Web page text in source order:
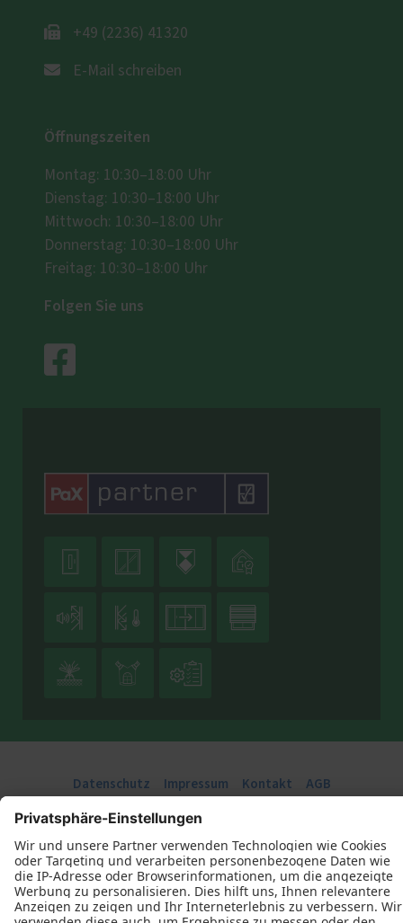
+49 (2236) 41320
E-Mail schreiben
Öffnungszeiten
Montag: 10:30–18:00 Uhr
Dienstag: 10:30–18:00 Uhr
Mittwoch: 10:30–18:00 Uhr
Donnerstag: 10:30–18:00 Uhr
Freitag: 10:30–18:00 Uhr
Folgen Sie uns
   
   
  
Datenschutz Impressum Kontakt
AGB
HENNING Die Schreinerei GmbH © 2026